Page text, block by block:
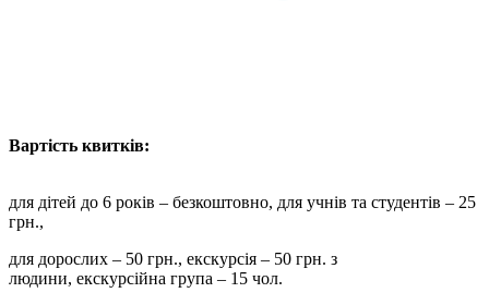
Вартість квитків:
для дітей до 6 років – безкоштовно, для учнів та студентів – 25
грн.,
для дорослих – 50 грн., екскурсія – 50 грн. з
людини, екскурсійна група – 15 чол.